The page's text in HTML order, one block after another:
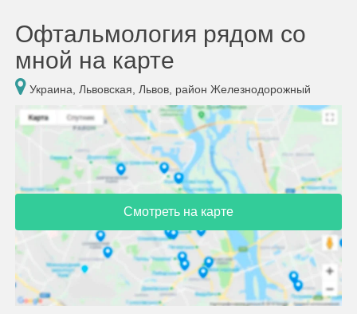
Офтальмология рядом со
мной на карте
Украина, Львовская, Львов, район Железнодорожный
Смотреть на карте